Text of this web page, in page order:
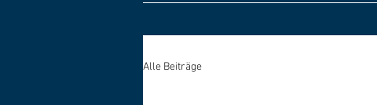
Alle Beiträge